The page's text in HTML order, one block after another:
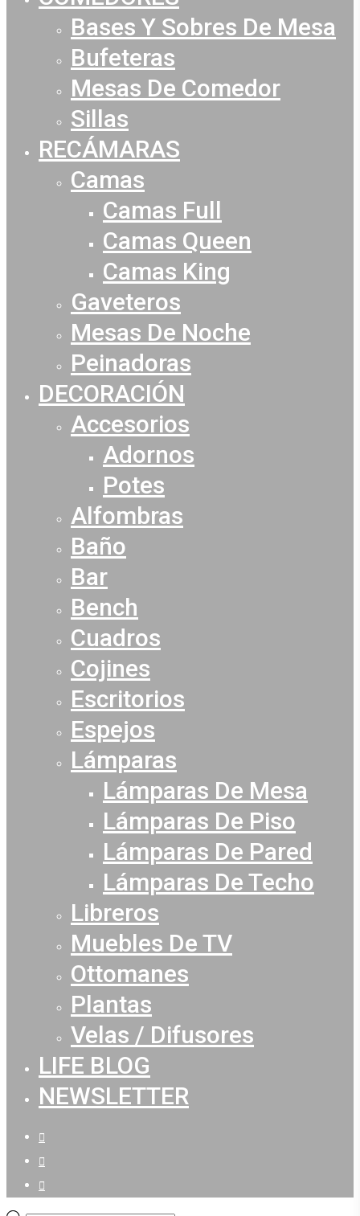
Bases Y Sobres De Mesa
Bufeteras
Mesas De Comedor
Sillas
RECÁMARAS
Camas
Camas Full
Camas Queen
Camas King
Gaveteros
Mesas De Noche
Peinadoras
DECORACIÓN
Accesorios
Adornos
Potes
Alfombras
Baño
Bar
Bench
Cuadros
Cojines
Escritorios
Espejos
Lámparas
Lámparas De Mesa
Lámparas De Piso
Lámparas De Pared
Lámparas De Techo
Libreros
Muebles De TV
Ottomanes
Plantas
Velas / Difusores
LIFE BLOG
NEWSLETTER
facebook
youtube
instagram